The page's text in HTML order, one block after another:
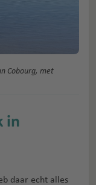
Cobourg, met
in
daar echt alles